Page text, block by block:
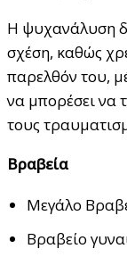
Η ψυχανάλυση
σχέση, καθώς
παρελθόν του,
να μπορέσει να
τους
Βραβεία
Μεγάλο
Βραβείο